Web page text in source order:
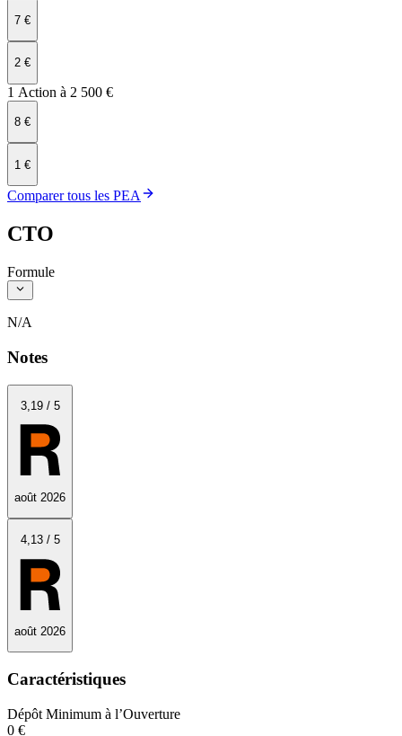
7 €
2 €
1 Action à 2 500 €
8 €
1 €
Comparer tous les PEA
CTO
Formule
N/A
Notes
3,19/ 5
août 2026
4,13/ 5
août 2026
Caractéristiques
Dépôt Minimum à l’Ouverture
0 €